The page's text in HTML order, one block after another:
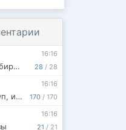
28 / 28
16:16
Сеттинг, который мы выбираем
170/ 170
16:16
Музыку я разъял, как труп, или физика и лирика в фэнтези
21 / 21
16:16